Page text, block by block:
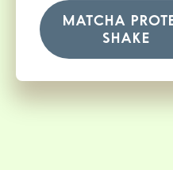
MATCHA
SHAKE